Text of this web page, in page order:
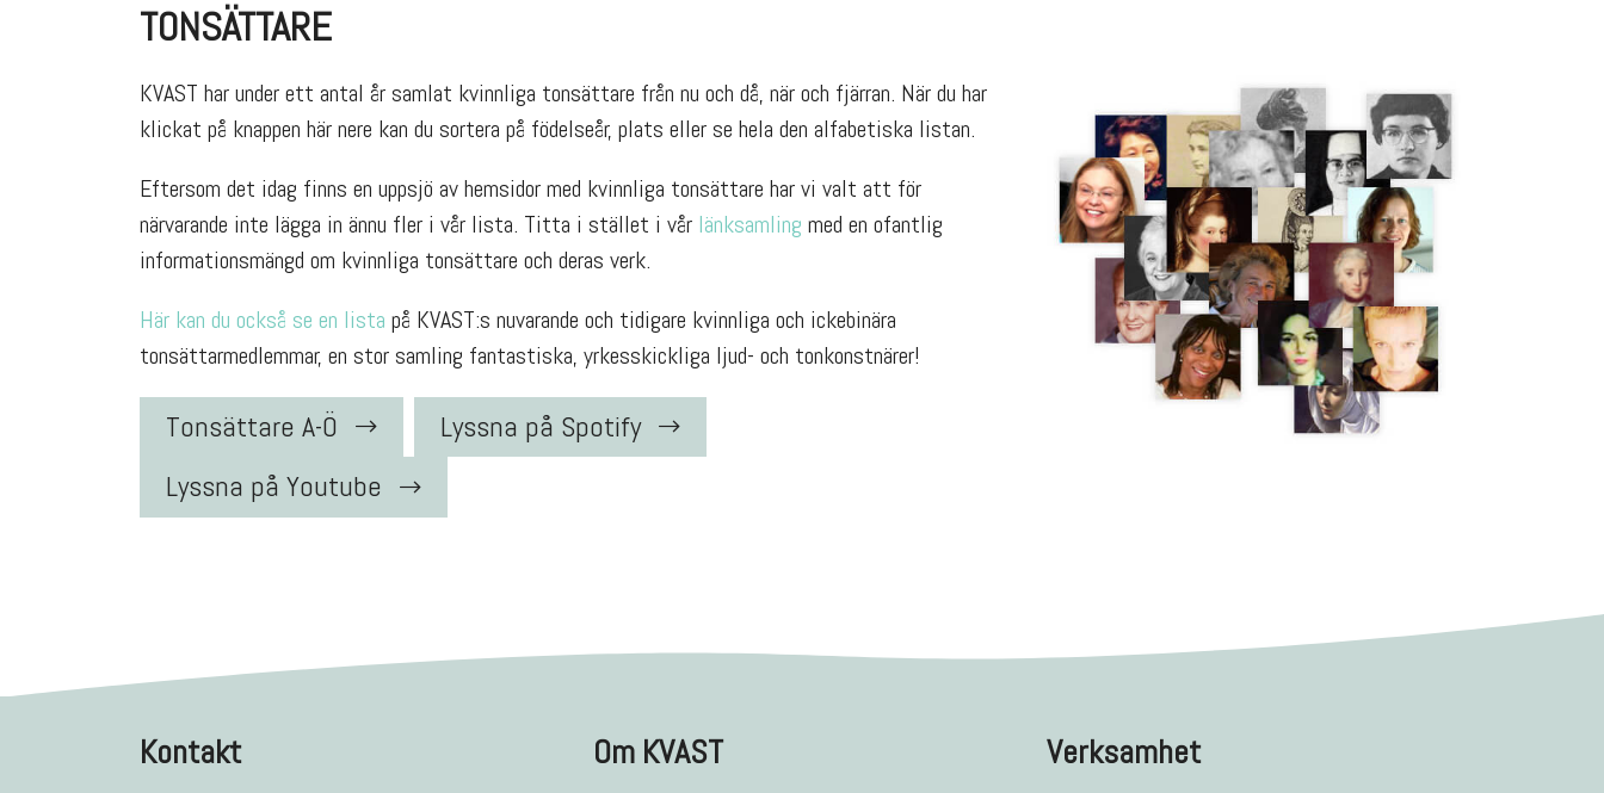
TONSÄTTARE
KVAST har under ett antal år samlat kvinnliga tonsättare från nu och då, när och fjärran. När du har
klickat på knappen här nere kan du sortera på födelseår, plats eller se hela den alfabetiska listan.
Eftersom det idag finns en uppsjö av hemsidor med kvinnliga tonsättare har vi valt att för
närvarande inte lägga in ännu fler i vår lista. Titta i stället i vår länksamling med en ofantlig
informationsmängd om kvinnliga tonsättare och deras verk.
Här kan du också se en lista på KVAST:s nuvarande och tidigare kvinnliga och ickebinära
tonsättarmedlemmar, en stor samling fantastiska, yrkesskickliga ljud- och tonkonstnärer!
Tonsättare A-Ö
Lyssna på Spotify
Lyssna på Youtube
Kontakt Om KVAST Verksamhet